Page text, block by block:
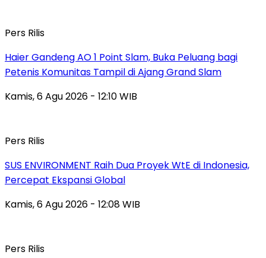
Pers Rilis
Haier Gandeng AO 1 Point Slam, Buka Peluang bagi
Petenis Komunitas Tampil di Ajang Grand Slam
Kamis, 6 Agu 2026 - 12:10 WIB
Pers Rilis
SUS ENVIRONMENT Raih Dua Proyek WtE di Indonesia,
Percepat Ekspansi Global
Kamis, 6 Agu 2026 - 12:08 WIB
Pers Rilis